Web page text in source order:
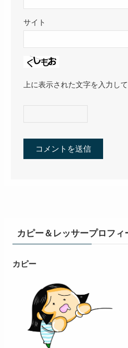
サイト
上に表示された文字を入力して
カピー＆レッサープロフィ
カピー